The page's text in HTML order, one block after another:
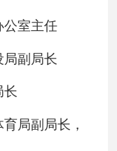
室主任
副局长
局副局长，